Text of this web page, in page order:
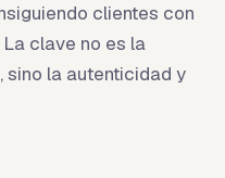
clientes con
clave no es la
sino la autenticidad y